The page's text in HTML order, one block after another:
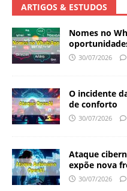
ARTIGOS & ESTUDOS
Nomes no
30/07/2026
O incidente
de conforto
30/07/2026
Ataque
expõe nova
30/07/2026